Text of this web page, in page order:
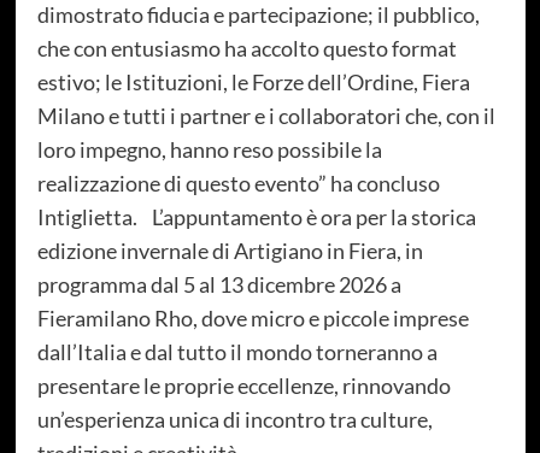
dimostrato fiducia e partecipazione; il pubblico,
che con entusiasmo ha accolto questo format
estivo; le Istituzioni, le Forze dell’Ordine, Fiera
Milano e tutti i partner e i collaboratori che, con il
loro impegno, hanno reso possibile la
realizzazione di questo evento” ha concluso
Intiglietta. L’appuntamento è ora per la storica
edizione invernale di Artigiano in Fiera, in
programma dal 5 al 13 dicembre 2026 a
Fieramilano Rho, dove micro e piccole imprese
dall’Italia e dal tutto il mondo torneranno a
presentare le proprie eccellenze, rinnovando
un’esperienza unica di incontro tra culture,